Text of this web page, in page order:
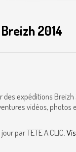
2014
des expéditions Breizh
vidéos, photos
par TETE A CLIC.